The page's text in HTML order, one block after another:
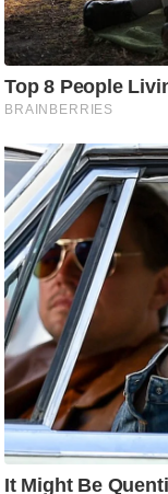
g
N
e
w
ला
इ
फ
स्टा
इ
ल
टे
क्नॉ
लॉ
जी
ब्यू
टी